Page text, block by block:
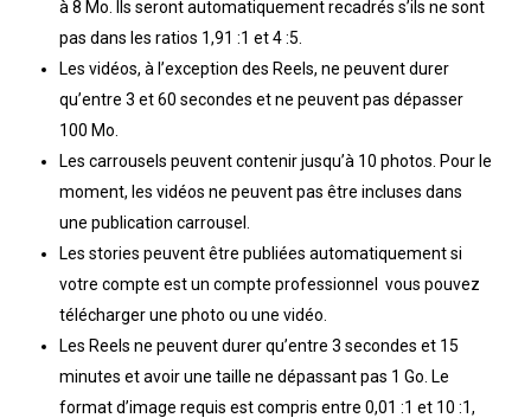
à 8 Mo. Ils seront automatiquement recadrés s’ils ne sont
pas dans les ratios 1,91 :1 et 4 :5.
Les vidéos, à l’exception des Reels, ne peuvent durer
qu’entre 3 et 60 secondes et ne peuvent pas dépasser
100 Mo.
Les carrousels peuvent contenir jusqu’à 10 photos. Pour le
moment, les vidéos ne peuvent pas être incluses dans
une publication carrousel.
Les stories peuvent être publiées automatiquement si
votre compte est un compte professionnel vous pouvez
télécharger une photo ou une vidéo.
Les Reels ne peuvent durer qu’entre 3 secondes et 15
minutes et avoir une taille ne dépassant pas 1 Go. Le
format d’image requis est compris entre 0,01 :1 et 10 :1,